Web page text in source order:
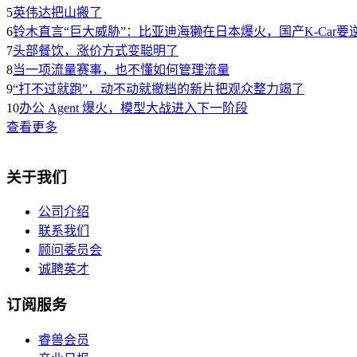
5英伟达把山搬了
6铃木直言“巨大威胁”：比亚迪海獭在日本爆火，国产K-Car要
7头部餐饮，涨价方式变聪明了
8当一项流量赛事，也不懂如何管理流量
9“打不过就跑”，动不动就撤档的新片把观众整力竭了
10办公 Agent 爆火，模型大战进入下一阶段
查看更多
关于我们
公司介绍
联系我们
顾问委员会
诚聘英才
订阅服务
睿兽会员